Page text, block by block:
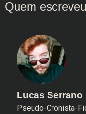
Lucas Serrano
Pseudo-Cronista-